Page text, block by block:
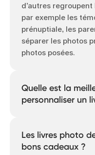
d’autres
par exemple les
prénuptiale, les
séparer les photos
photos posées.
Quelle est la
personnaliser un
vous aider à rendre
mariage aussi
Les livres photo
bons cadeaux ?